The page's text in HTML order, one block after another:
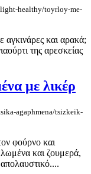
healthy/toyrloy-me-
αγκινάρες και αρακά;
της αρεσκείας
με λικέρ
agaphmena/tsizkeik-
φούρνο και
και ζουμερά,